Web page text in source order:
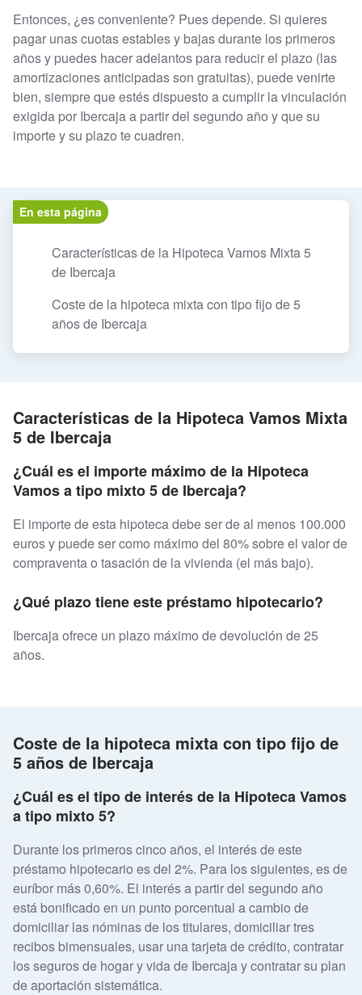
Entonces, ¿es conveniente? Pues depende. Si quieres
pagar unas cuotas estables y bajas durante los primeros
años y puedes hacer adelantos para reducir el plazo (las
amortizaciones anticipadas son gratuitas), puede venirte
bien, siempre que estés dispuesto a cumplir la vinculación
exigida por Ibercaja a partir del segundo año y que su
importe y su plazo te cuadren.
En esta página
Características de la Hipoteca Vamos Mixta 5
de Ibercaja
Coste de la hipoteca mixta con tipo fijo de 5
años de Ibercaja
Características de la Hipoteca Vamos Mixta
5 de Ibercaja
¿Cuál es el importe máximo de la Hipoteca
Vamos a tipo mixto 5 de Ibercaja?
El importe de esta hipoteca debe ser de al menos 100.000
euros y puede ser como máximo del 80% sobre el valor de
compraventa o tasación de la vivienda (el más bajo).
¿Qué plazo tiene este préstamo hipotecario?
Ibercaja ofrece un plazo máximo de devolución de 25
años.
Coste de la hipoteca mixta con tipo fijo de
5 años de Ibercaja
¿Cuál es el tipo de interés de la Hipoteca Vamos
a tipo mixto 5?
Durante los primeros cinco años, el interés de este
préstamo hipotecario es del 2%. Para los siguientes, es de
euríbor más 0,60%. El interés a partir del segundo año
está bonificado en un punto porcentual a cambio de
domiciliar las nóminas de los titulares, domiciliar tres
recibos bimensuales, usar una tarjeta de crédito, contratar
los seguros de hogar y vida de Ibercaja y contratar su plan
de aportación sistemática.